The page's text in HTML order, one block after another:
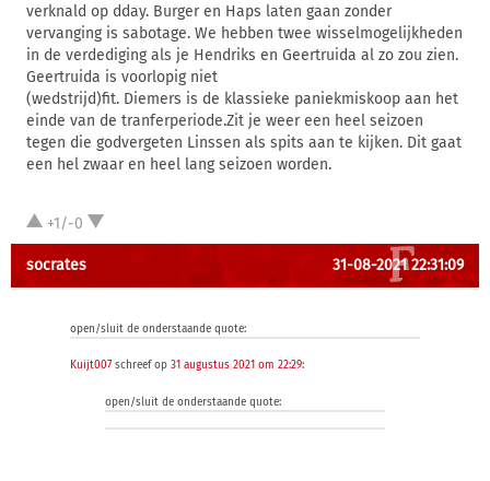
verknald op dday. Burger en Haps laten gaan zonder
vervanging is sabotage. We hebben twee wisselmogelijkheden
in de verdediging als je Hendriks en Geertruida al zo zou zien.
Geertruida is voorlopig niet
(wedstrijd)fit. Diemers is de klassieke paniekmiskoop aan het
einde van de tranferperiode.Zit je weer een heel seizoen
tegen die godvergeten Linssen als spits aan te kijken. Dit gaat
een hel zwaar en heel lang seizoen worden.
+1/-0
socrates 31-08-2021 22:31:09
open/sluit de onderstaande quote:
Kuijt007schreef op 31 augustus 2021 om 22:29:
open/sluit de onderstaande quote: